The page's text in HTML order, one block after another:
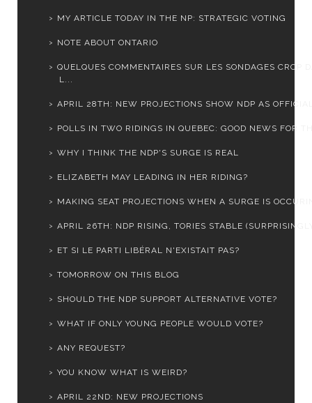
MY ARTICLE TODAY IN THE NP: STRATEGIC VOTING
NOTE ABOUT ONTARIO
QUELQUES COMMENTAIRES SUR LES SONDAGES CROP
L...
APRIL 28TH: NEW PROJECTIONS SHOW NDP AS
POLLS IN TWO RIDINGS IN QUEBEC: GOOD NEWS FOR
WHY I THINK THE NDP'S SURGE IS REAL
ELIZABETH MAY LEADING IN HER RIDING?
MAKING SEAT PROJECTIONS WHEN A SURGE IS
APRIL 26TH: NDP RISING, TORIES STABLE
ET SI LE PARTI LIBÉRAL N'EXISTAIT PAS?
TOMORROW ON THIS BLOG
SHOULD THE NDP SUPPORT ALTERNATIVE VOTE?
WHAT IF ONLY YOUNG PEOPLE WOULD VOTE?
ANY REQUEST?
YOU KNOW WHAT IS WEIRD?
APRIL 22ND: NEW PROJECTIONS